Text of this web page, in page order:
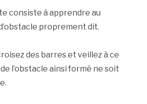
consiste à apprendre au
proprement dit.
des barres et veillez à ce
l’obstacle ainsi formé ne soit